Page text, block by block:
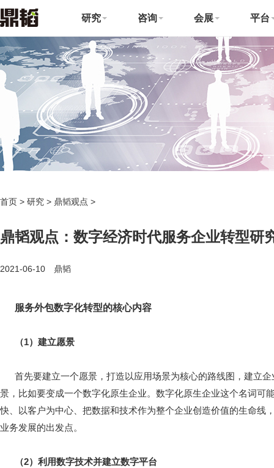
研究 咨询 会展 平台
首页 > 研究 > 鼎韬观点 >
鼎韬观点：数字经济时代服务企业转型研
2021-06-10 鼎韬
服务外包数字化转型的核心内容
（1）建立愿景
首先要建立一个愿景，打造以应用场景为核心的路线图，建立
景，比如要变成一个数字化原生企业。数字化原生企业这个名词可
快、以客户为中心、把数据和技术作为整个企业创造价值的生命线
业务发展的出发点。
（2）利用数字技术并建立数字平台